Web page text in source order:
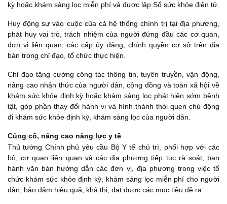
kỳ hoặc khám sàng lọc miễn phí và được lập Sổ sức khỏe điện tử.
Huy động sự vào cuộc của cả hệ thống chính trị tại địa phương,
phát huy vai trò, trách nhiệm của người đứng đầu các cơ quan,
đơn vị liên quan, các cấp ủy đảng, chính quyền cơ sở trên địa
bàn trong chỉ đạo, tổ chức thực hiện.
Chỉ đạo tăng cường công tác thông tin, tuyên truyền, vận động,
nâng cao nhận thức của người dân, cộng đồng và toàn xã hội về
khám sức khỏe định kỳ hoặc khám sàng lọc phát hiện sớm bệnh
tật, góp phần thay đổi hành vi và hình thành thói quen chủ động
đi khám sức khỏe định kỳ, khám sàng lọc của người dân.
Củng cố, nâng cao năng lực y tế
Thủ tướng Chính phủ yêu cầu Bộ Y tế chủ trì, phối hợp với các
bộ, cơ quan liên quan và các địa phương tiếp tục rà soát, ban
hành văn bản hướng dẫn các đơn vị, địa phương trong việc tổ
chức khám sức khỏe định kỳ, khám sàng lọc miễn phí cho người
dân, bảo đảm hiệu quả, khả thi, đạt được các mục tiêu đề ra.